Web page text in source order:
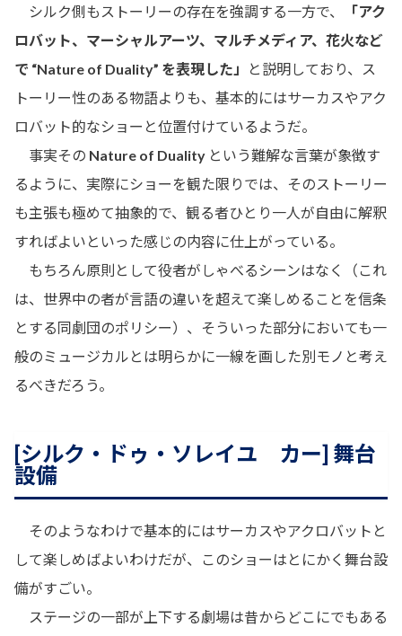
シルク側もストーリーの存在を強調する一方で、
「アク
ロバット、マーシャルアーツ、マルチメディア、花火など
で “Nature of Duality” を表現した」
と説明しており、ス
トーリー性のある物語よりも、基本的にはサーカスやアク
ロバット的なショーと位置付けているようだ。
事実その Nature of Duality という難解な言葉が象徴す
るように、実際にショーを観た限りでは、そのストーリー
も主張も極めて抽象的で、観る者ひとり一人が自由に解釈
すればよいといった感じの内容に仕上がっている。
もちろん原則として役者がしゃべるシーンはなく（これ
は、世界中の者が言語の違いを超えて楽しめることを信条
とする同劇団のポリシー）、そういった部分においても一
般のミュージカルとは明らかに一線を画した別モノと考え
るべきだろう。
[シルク・ドゥ・ソレイユ カー] 舞台
設備
そのようなわけで基本的にはサーカスやアクロバットと
して楽しめばよいわけだが、このショーはとにかく舞台設
備がすごい。
ステージの一部が上下する劇場は昔からどこにでもある